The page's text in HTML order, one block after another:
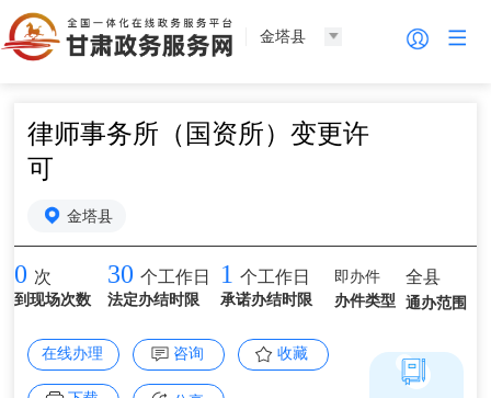
金塔县
律师事务所（国资所）变更许
可
金塔县
0 次
到现场次数
30 个工作日
法定办结时限
1 个工作日
承诺办结时限
即办件
办件类型
全县
通办范围
在线办理 咨询 收藏